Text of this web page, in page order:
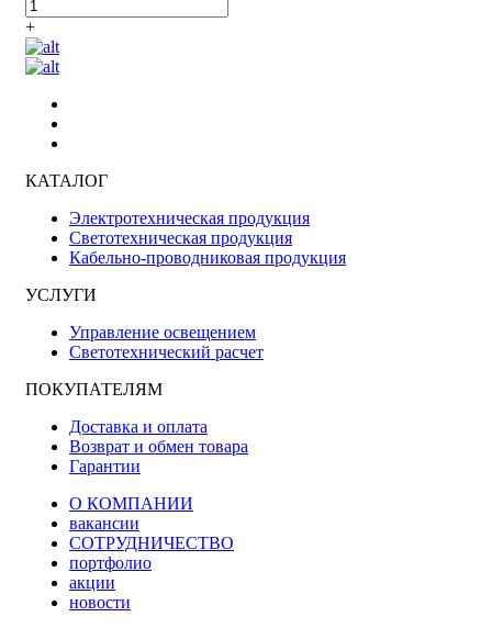
+
КАТАЛОГ
Электротехническая продукция
Светотехническая продукция
Кабельно-проводниковая продукция
УСЛУГИ
Управление освещением
Светотехнический расчет
ПОКУПАТЕЛЯМ
Доставка и оплата
Возврат и обмен товара
Гарантии
О КОМПАНИИ
вакансии
СОТРУДНИЧЕСТВО
портфолио
акции
новости